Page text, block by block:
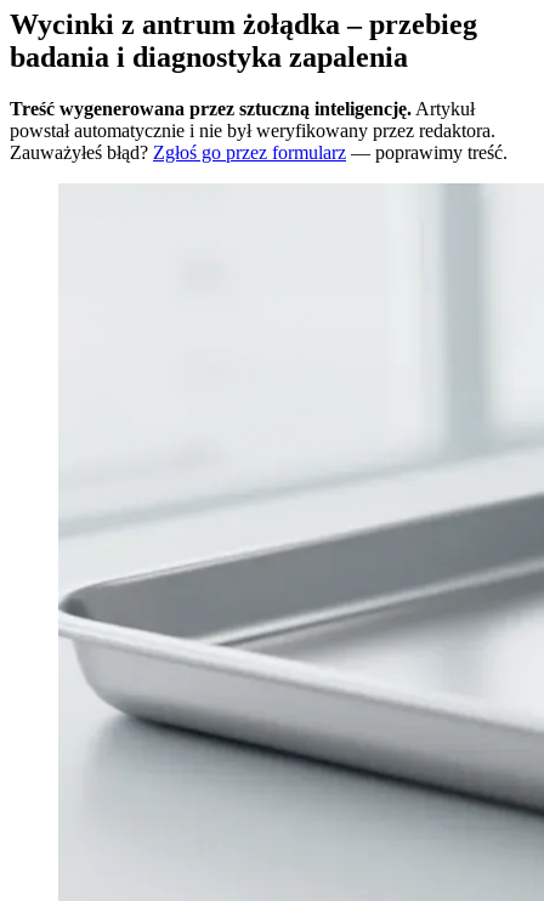
Wycinki z antrum żołądka – przebieg
badania i diagnostyka zapalenia
Treść wygenerowana przez sztuczną inteligencję. Artykuł
powstał automatycznie i nie był weryfikowany przez redaktora.
Zauważyłeś błąd? Zgłoś go przez formularz — poprawimy treść.